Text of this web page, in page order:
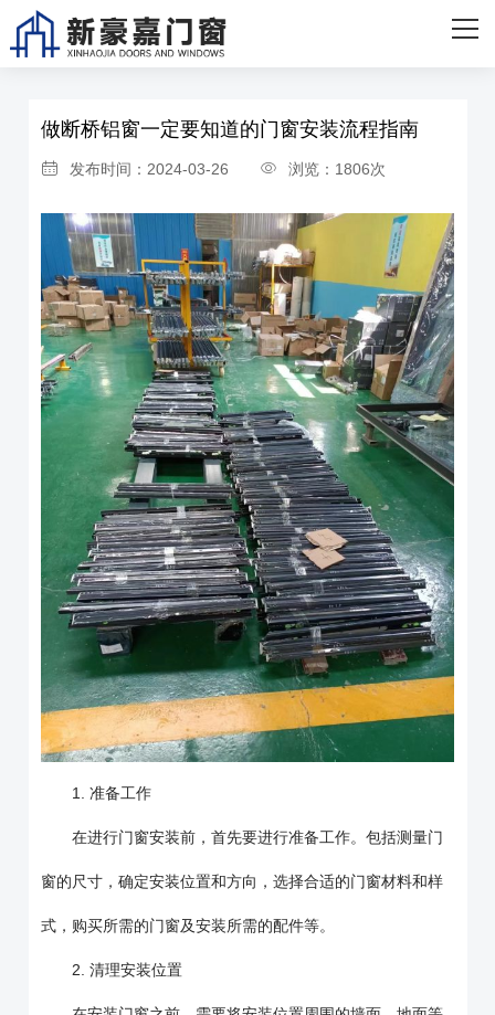
网站首页
主营产品
客户案例
新闻资讯
联系我们
首页 > 新闻资讯 > 公司新闻
做断桥铝窗一定要知道的门窗安装流程指南
发布时间：2024-03-26 浏览：1806次
1. 准备工作
在进行门窗安装前，首先要进行准备工作。包括测量门
窗的尺寸，确定安装位置和方向，选择合适的门窗材料和样
式，购买所需的门窗及安装所需的配件等。
2. 清理安装位置